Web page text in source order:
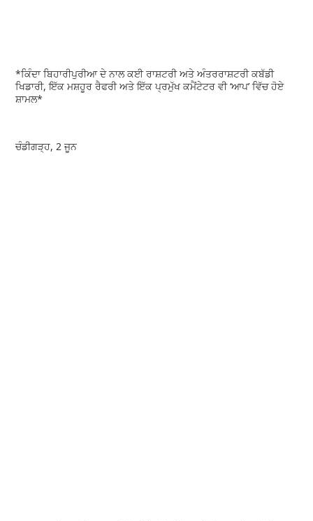
*ਕਿੰਦਾ ਬਿਹਾਰੀਪੁਰੀਆ ਦੇ ਨਾਲ ਕਈ ਰਾਸ਼ਟਰੀ ਅਤੇ ਅੰਤਰਰਾਸ਼ਟਰੀ ਕਬੱਡੀ
ਖਿਡਾਰੀ, ਇੱਕ ਮਸ਼ਹੂਰ ਰੈਫਰੀ ਅਤੇ ਇੱਕ ਪ੍ਰਮੁੱਖ ਕਮੈਂਟੇਟਰ ਵੀ ‘ਆਪ’ ਵਿੱਚ ਹੋਏ
ਸ਼ਾਮਲ*
ਚੰਡੀਗੜ੍ਹ, 2 ਜੂਨ